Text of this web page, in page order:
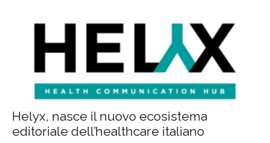
Helyx, nasce il nuovo ecosistema
editoriale dell’healthcare italiano